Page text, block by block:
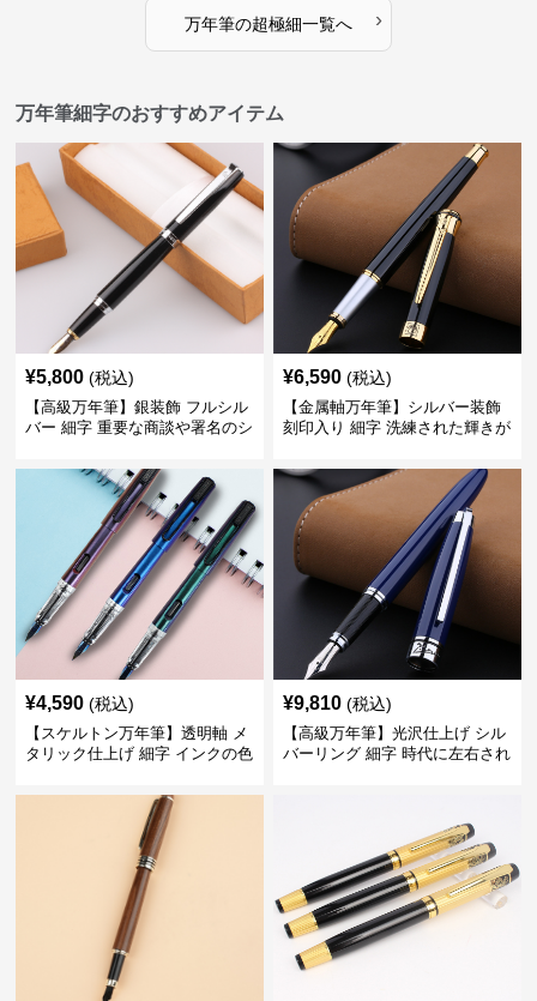
万年筆の超極細一覧へ ›
万年筆細字のおすすめアイテム
¥5,800 (税込)
【高級万年筆】銀装飾 フルシル
バー 細字 重要な商談や署名のシ
てくれる
¥6,590 (税込)
【金属軸万年筆】シルバー装飾
刻印入り 細字 洗練された輝きが
¥4,590 (税込)
【スケルトン万年筆】透明軸 メ
タリック仕上げ 細字 インクの色
する
¥9,810 (税込)
【高級万年筆】光沢仕上げ シル
バーリング 細字 時代に左右され